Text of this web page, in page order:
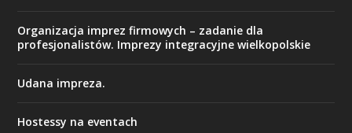
Organizacja imprez firmowych – zadanie dla
profesjonalistów. Imprezy integracyjne wielkopolskie
Udana impreza.
Hostessy na eventach